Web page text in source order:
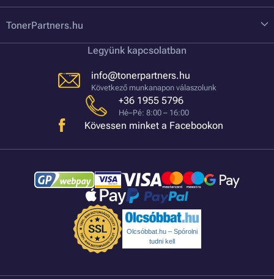
TonerPartners.hu
Legyünk kapcsolatban
info@tonerpartners.hu
Következő munkanapon válaszolunk
+36 1955 5796
Hé–Pé: 8:00 – 16:00
Kövessen minket a Facebookon
Olcsóbbat.hu – Spórolni
tudni kell